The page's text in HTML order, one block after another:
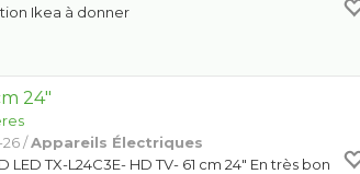
Ikea à donner
24"
26 /Appareils Électriques
LED TX-L24C3E- HD TV- 61 cm 24" En très bon